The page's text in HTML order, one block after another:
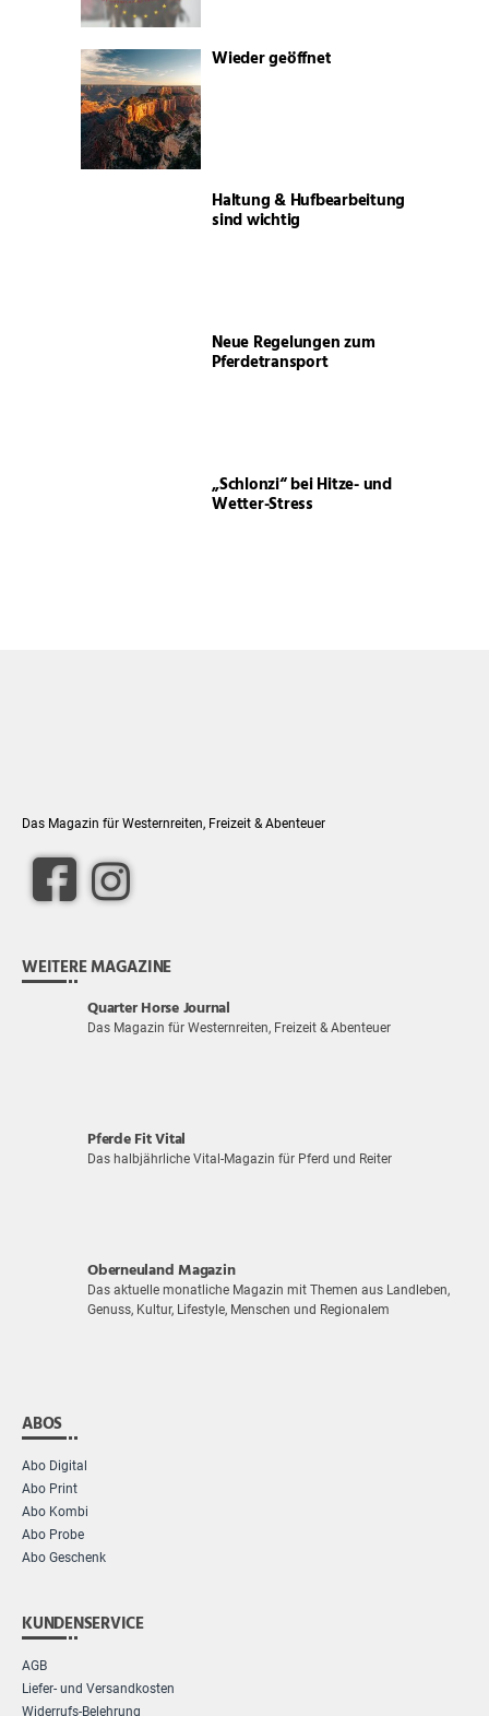
Wieder geöffnet
Haltung & Hufbearbeitung
sind wichtig
Neue Regelungen zum
Pferdetransport
„Schlonzi“ bei Hitze- und
Wetter-Stress
Das Magazin für Westernreiten, Freizeit & Abenteuer
WEITERE MAGAZINE
Quarter Horse Journal
Das Magazin für Westernreiten, Freizeit & Abenteuer
Pferde Fit Vital
Das halbjährliche Vital-Magazin für Pferd und Reiter
Oberneuland Magazin
Das aktuelle monatliche Magazin mit Themen aus Landleben,
Genuss, Kultur, Lifestyle, Menschen und Regionalem
ABOS
Abo Digital
Abo Print
Abo Kombi
Abo Probe
Abo Geschenk
KUNDENSERVICE
AGB
Liefer- und Versandkosten
Widerrufs-Belehrung